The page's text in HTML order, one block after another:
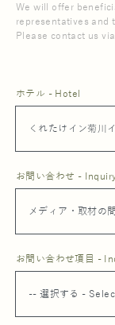
We will offer
representatives and
Please contact us
ホテル - Hotel
お問い合わせ -
お問い合わせ項目 -